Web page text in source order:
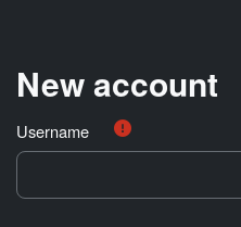
New account
Username